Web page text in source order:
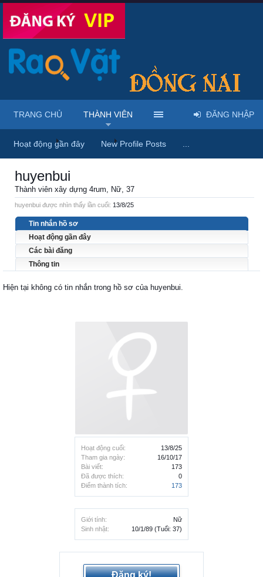
Trang chủ Thành viên huyenbui
Hoạt động cuối:
13/8/25
Tham gia ngày:
16/10/17
Bài viết:
173
Đã được thích:
0
Điểm thành tích:
173
Giới tính:
Nữ
Sinh nhật:
10/1/89 (Tuổi: 37)
huyenbui
Thành viên xây dựng 4rum, Nữ, 37
huyenbui được nhìn thấy lần cuối: 13/8/25
Tin nhắn hồ sơ
Hoạt động gần đây
Các bài đăng
Thông tin
Hiện tại không có tin nhắn trong hồ sơ của huyenbui.
Đăng ký!
TRANG CHỦ THÀNH VIÊN
Hoạt động gần đây New Profile Posts
ĐĂNG NHẬP